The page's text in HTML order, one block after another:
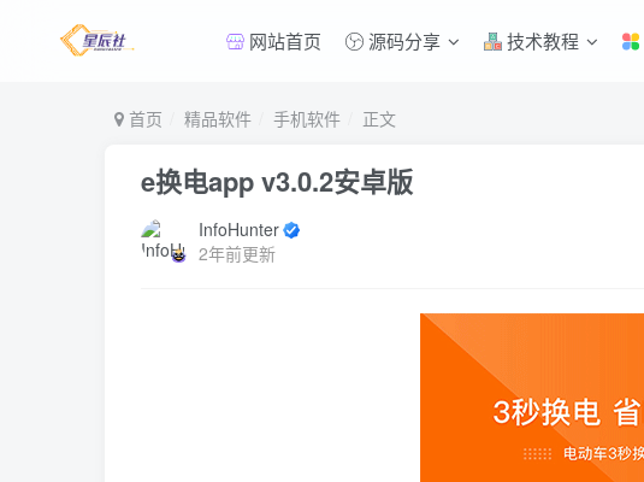
网站首页 源码分享 技术教程
首页 精品软件 手机软件 正文
e换电app v3.0.2安卓版
InfoHunter
2年前更新